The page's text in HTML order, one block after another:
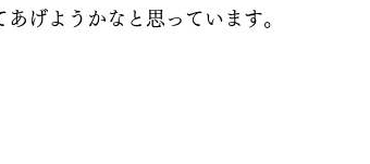
げようかなと思っています。